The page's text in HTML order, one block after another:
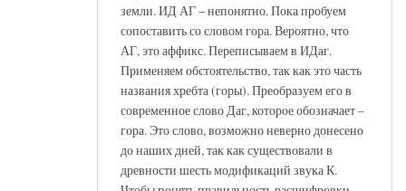
земли. ИД АГ – непонятно. Пока пробуем
сопоставить со словом гора. Вероятно, что
АГ, это аффикс. Переписываем в ИДаг.
Применяем обстоятельство, так как это часть
названия хребта (горы). Преобразуем его в
современное слово Даг, которое обозначает –
гора. Это слово, возможно неверно донесено
до наших дней, так как существовали в
древности шесть модификаций звука К.